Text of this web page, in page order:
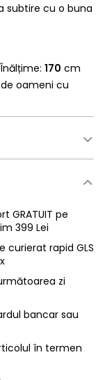
subtire cu o buna
170 cm
oameni cu
GRATUIT pe
399 Lei
curierat rapid GLS
zi
bancar sau
în termen